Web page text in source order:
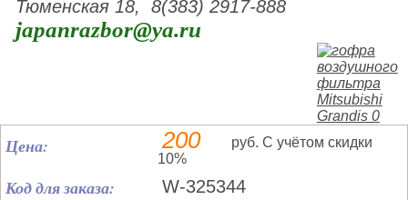
Тюменская 18, 8(383) 2917-888
japanrazbor@ya.ru
Цена: 200
руб. С учётом скидки
10%
Код для заказа: W-325344